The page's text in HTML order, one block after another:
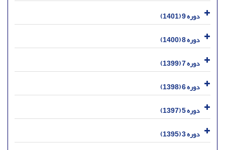
دوره 9 (1401)
دوره 8 (1400)
دوره 7 (1399)
دوره 6 (1398)
دوره 5 (1397)
دوره 3 (1395)